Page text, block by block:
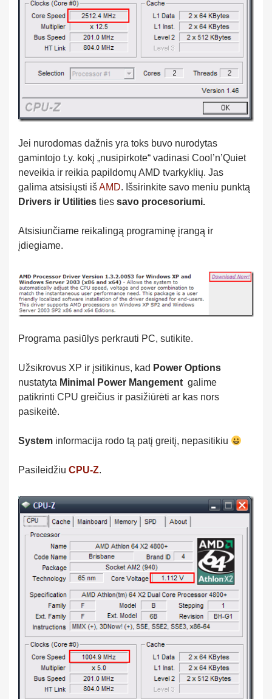
Jei nurodomas dažnis yra toks buvo nurodytas
gamintojo t.y. kokį „nusipirkote“ vadinasi Cool’n’Quiet
neveikia ir reikia papildomų AMD tvarkyklių. Jas
galima atsisiųsti išAMD. Išsirinkite savo meniu punktą
Drivers ir Utilities ties savo procesoriumi.
Atsisiunčiame reikalingą programinę įrangą ir
įdiegiame.
Programa pasiūlys perkrauti PC, sutikite.
Užsikrovus XP ir įsitikinus, kad Power Options
nustatyta Minimal Power Mangement galime
patikrinti CPU greičius ir pasižiūrėti ar kas nors
pasikeitė.
System informacija rodo tą patį greitį, nepasitikiu
Pasileidžiu CPU-Z.